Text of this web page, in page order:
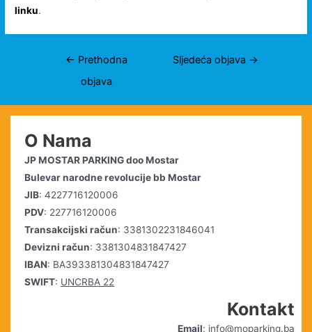
linku.
Navigacija
← Prethodna
objava
Sljedeća objava →
O Nama
JP MOSTAR PARKING doo Mostar
Bulevar narodne revolucije bb Mostar
JIB: 4227716120006
PDV: 227716120006
Transakcijski račun: 3381302231846041
Devizni račun: 3381304831847427
IBAN: BA393381304831847427
SWIFT: UNCRBA 22
Kontakt
Email: info@moparking.ba